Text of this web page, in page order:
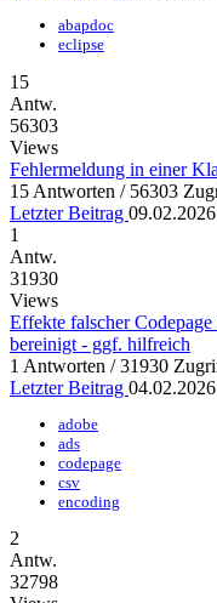
abapdoc
eclipse
15
Antw.
56303
Views
Fehlermeldung in einer
15 Antworten / 56303
Letzter Beitrag
1
Antw.
31930
Views
Effekte falscher
bereinigt - ggf. hilfreich
1 Antworten / 31930
Letzter Beitrag
adobe
ads
codepage
csv
encoding
2
Antw.
32798